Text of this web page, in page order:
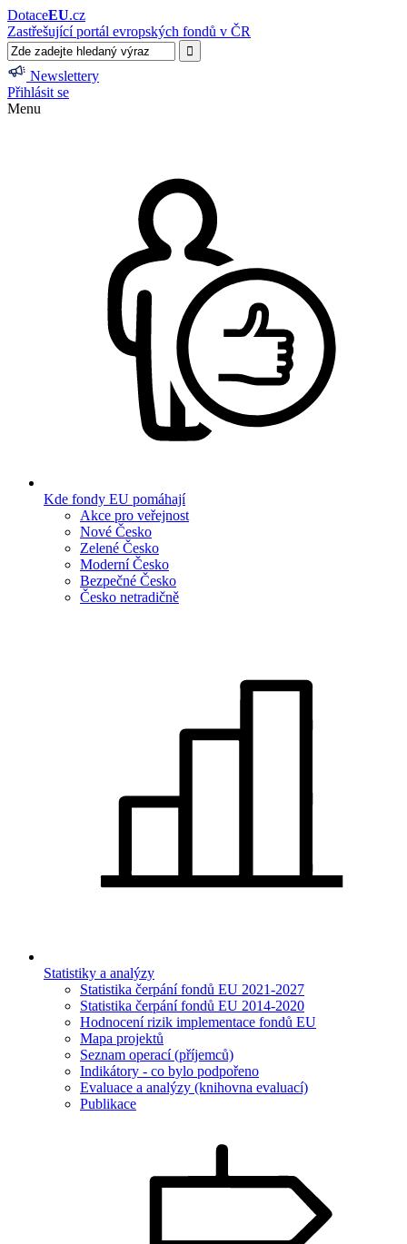
DotaceEU.cz
Zastřešující portál evropských fondů v ČR
Newslettery
Přihlásit se
Menu
Kde fondy EU pomáhají
Akce pro veřejnost
Nové Česko
Zelené Česko
Moderní Česko
Bezpečné Česko
Česko netradičně
Statistiky a analýzy
Statistika čerpání fondů EU 2021-2027
Statistika čerpání fondů EU 2014-2020
Hodnocení rizik implementace fondů EU
Mapa projektů
Seznam operací (příjemců)
Indikátory - co bylo podpořeno
Evaluace a analýzy (knihovna evaluací)
Publikace